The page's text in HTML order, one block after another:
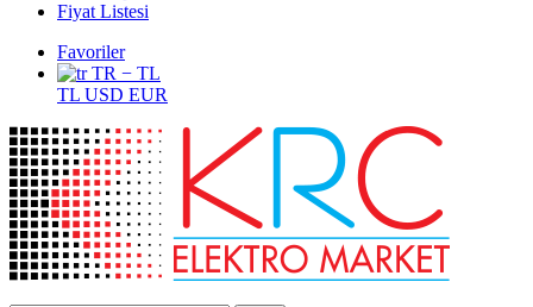
Fiyat Listesi
Favoriler
TR − TL
TL USD EUR